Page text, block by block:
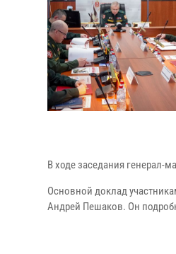
В ходе заседания генерал-
Основной доклад
Андрей Пешаков. Он